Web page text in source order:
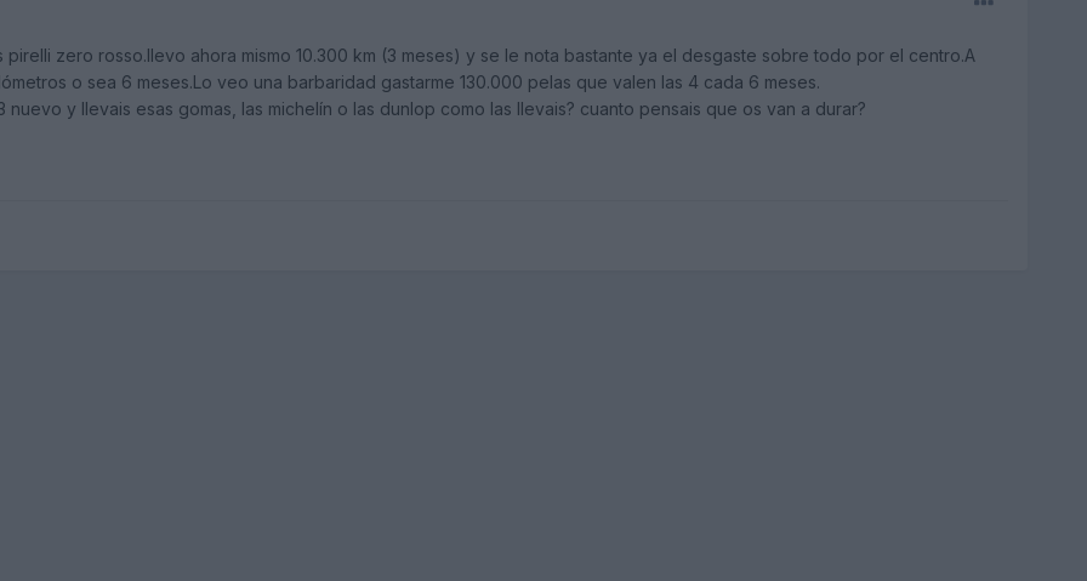
zero rosso.llevo ahora mismo 10.300 km (3 meses) y se le nota bastante ya el desgaste sobre todo por el centro.A
o sea 6 meses.Lo veo una barbaridad gastarme 130.000 pelas que valen las 4 cada 6 meses.
y llevais esas gomas, las michelín o las dunlop como las llevais? cuanto pensais que os van a durar?